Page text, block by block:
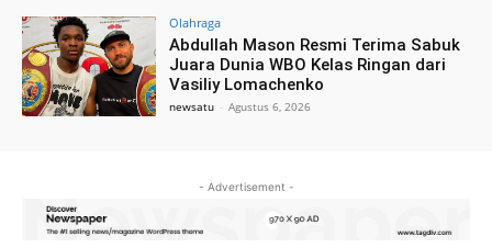
Olahraga
Abdullah Mason Resmi Terima Sabuk
Juara Dunia WBO Kelas Ringan dari
Vasiliy Lomachenko
newsatu - Agustus 6, 2026
- Advertisement -